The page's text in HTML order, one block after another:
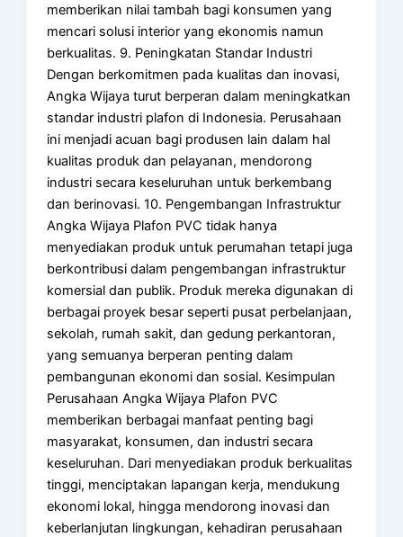
memberikan nilai tambah bagi konsumen yang
mencari solusi interior yang ekonomis namun
berkualitas. 9. Peningkatan Standar Industri
Dengan berkomitmen pada kualitas dan inovasi,
Angka Wijaya turut berperan dalam meningkatkan
standar industri plafon di Indonesia. Perusahaan
ini menjadi acuan bagi produsen lain dalam hal
kualitas produk dan pelayanan, mendorong
industri secara keseluruhan untuk berkembang
dan berinovasi. 10. Pengembangan Infrastruktur
Angka Wijaya Plafon PVC tidak hanya
menyediakan produk untuk perumahan tetapi juga
berkontribusi dalam pengembangan infrastruktur
komersial dan publik. Produk mereka digunakan di
berbagai proyek besar seperti pusat perbelanjaan,
sekolah, rumah sakit, dan gedung perkantoran,
yang semuanya berperan penting dalam
pembangunan ekonomi dan sosial. Kesimpulan
Perusahaan Angka Wijaya Plafon PVC
memberikan berbagai manfaat penting bagi
masyarakat, konsumen, dan industri secara
keseluruhan. Dari menyediakan produk berkualitas
tinggi, menciptakan lapangan kerja, mendukung
ekonomi lokal, hingga mendorong inovasi dan
keberlanjutan lingkungan, kehadiran perusahaan